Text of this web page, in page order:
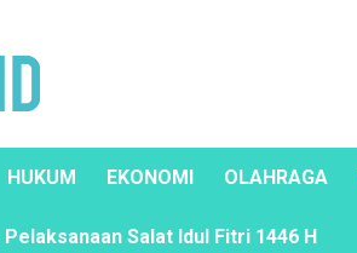
HUKUM EKONOMI OLAHRAGA
Salat Idul Fitri 1446 H